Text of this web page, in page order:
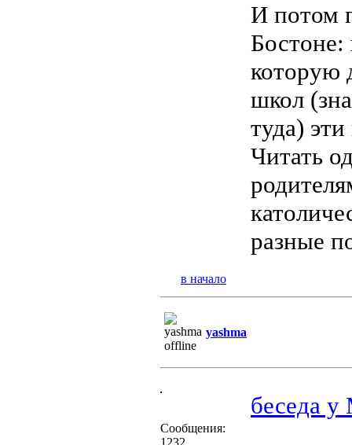
И потом
Бостоне:
которую
школ
туда)
Читать
разные
в начало
yashma
Сообщения:
1232
беседа